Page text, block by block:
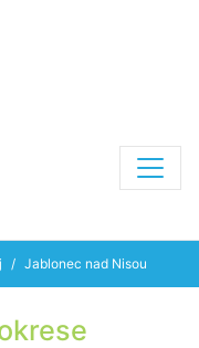
Jablonec nad Nisou